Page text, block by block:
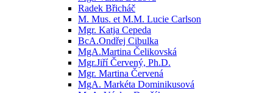
Radek Břicháč
M. Mus. et M.M. Lucie Carlson
Mgr. Katja Cepeda
BcA.Ondřej Cibulka
MgA.Martina Čelikovská
Mgr.Jiří Červený, Ph.D.
Mgr. Martina Červená
MgA. Markéta Dominikusová